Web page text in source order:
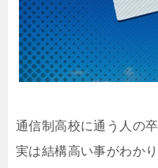
通信制高校に通う人の
実は結構高い事がわかり